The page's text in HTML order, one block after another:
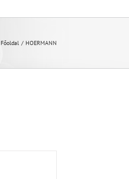
Főoldal HOERMANN